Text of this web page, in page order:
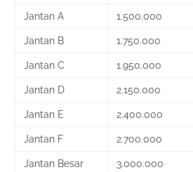
Jantan A 1.500.000
Jantan B 1.750.000
Jantan C 1.950.000
Jantan D 2.150.000
Jantan E 2.400.000
Jantan F 2.700.000
Jantan Besar 3.000.000